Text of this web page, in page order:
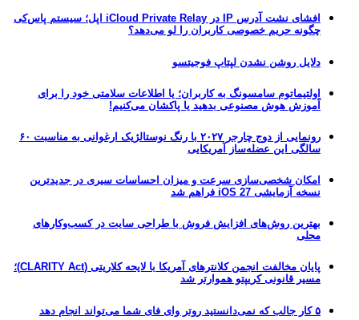
افشای نشت آدرس IP در iCloud Private Relay اپل؛ سیستم پاس‌کی
چگونه حریم خصوصی کاربران را لو می‌دهد؟
دلایل روشن نشدن لپتاپ فوجیتسو
اولتیماتوم سامسونگ به کاربران؛ یا اطلاعات سلامتی خود را برای
آموزش هوش مصنوعی بدهید یا پاکشان می‌کنیم!
رونمایی از دوج چارجر ۲۰۲۷ با رنگ نوستالژیک ارغوانی به مناسبت ۶۰
سالگی این عضله‌ساز آمریکایی
امکان شخصی‌سازی سرعت و میزان احساسات سیری در جدیدترین
نسخه آزمایشی iOS 27 فراهم شد
بهترین روش‌های افزایش فروش با طراحی سایت در کسب‌وکارهای
محلی
پایان مخالفت انجمن کلانترهای آمریکا با لایحه کلاریتی (CLARITY Act)؛
مسیر قانونی کریپتو هموارتر شد
۵ کار جالب که نمی‌دانستید روتر وای فای شما می‌تواند انجام دهد